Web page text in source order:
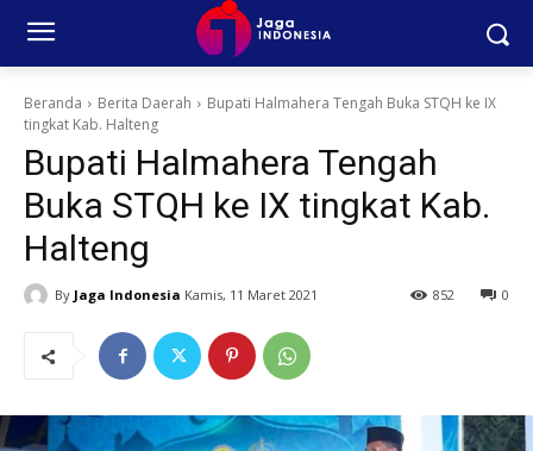
Beranda Berita Daerah
Bupati Halmahera Tengah Buka STQH ke IX
tingkat Kab. Halteng
Bupati Halmahera Tengah
Buka STQH ke IX tingkat Kab.
Halteng
By Jaga Indonesia Kamis, 11 Maret 2021 0
852